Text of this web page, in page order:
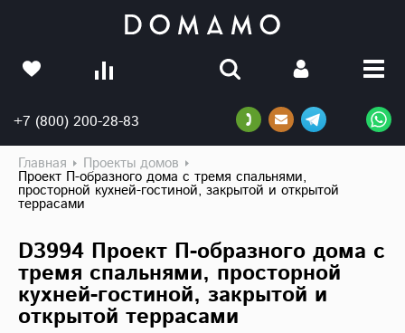
+7 (800) 200-28-83
Главная Проекты домов
Проект П-образного дома с тремя спальнями,
просторной кухней-гостиной, закрытой и открытой
террасами
D3994 Проект П-образного дома с
тремя спальнями, просторной
кухней-гостиной, закрытой и
открытой террасами